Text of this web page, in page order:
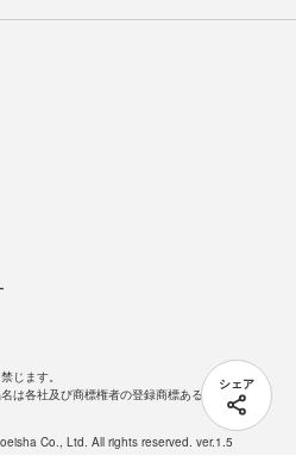
シェア
じます。
は各社及び商標権者の登録商標あるいは商標で
Co., Ltd. All rights reserved. ver.1.5